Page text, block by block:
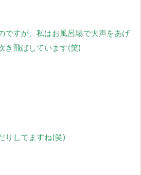
ですが、私はお風呂場で大声をあげ
き飛ばしています(笑)
りしてますね(笑)